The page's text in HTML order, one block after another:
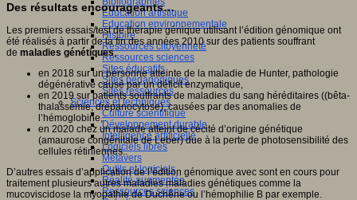
Education artistique
Education environnementale
Histoire
Ressources citoyenneté
Ressources sciences
Sites éducatifs
Sites pédagogiques
Sites ressources
Sciences et techniques
Culture scientifique
Développement durable
Intelligence artificielle
Logiciels libres
Métavers
Outils et logiciels
Réalité augmentée
Ressources sciences
Des résultats encourageants…
Les premiers essais/test de thérapie génique utilisant l’édition génomique ont
été réalisés à partir de la fin des années 2010 sur des patients souffrant
de maladies génétiques,
en 2018 sur un personne atteinte de la maladie de Hunter, pathologie
dégénérative causé par un déficit enzymatique,
en 2019 sur patients souffrants de maladies du sang héréditaires ((bêta-
thalassémie, drépanocytose), causées par des anomalies de
l’hémoglobine,
en 2020 chez un malade atteint de cécité d’origine génétique
(amaurose congénitale de Leber) due à la perte de photosensibilité des
cellules rétiniennes..
D’autres essais d’application de l’édition génomique avec sont en cours pour
traitement plusieurs autres maladies maladies génétiques comme la
mucoviscidose la myopathie de Duchêne ou l’hémophilie B par exemple.